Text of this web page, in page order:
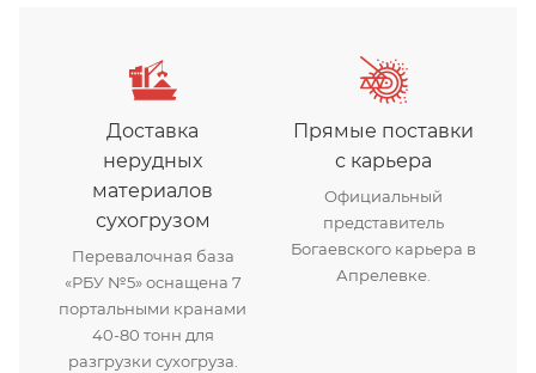
Доставка
нерудных
материалов
сухогрузом
Перевалочная база
«РБУ №5» оснащена 7
портальными кранами
40-80 тонн для
разгрузки сухогруза.
Прямые поставки
с карьера
Официальный
представитель
Богаевского карьера в
Апрелевке.